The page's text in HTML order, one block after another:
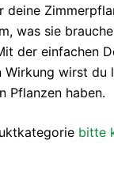
was sie
der einfachen
Wirkung wirst du
Pflanzen haben.
bitte